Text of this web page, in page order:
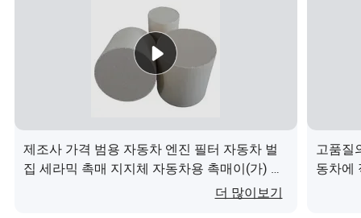
95% 이상의 변환 효율 이상으로 자동차에서 유
해한 배기 가스(CO, HC, NO)를 방출합니다.
고객의 특정 요구 사항을 충족할 수 있으며, 설계
도면을 사용할 수 있습니다. OEM 서비스가 허용
됩니다.
상세 사진
제조사 가격 범용 자동차 엔진 필터 자동차 벌
집 세라믹 촉매 지지체 자동차용 촉매이(가) 무
더 많이보기
고품질
동차에